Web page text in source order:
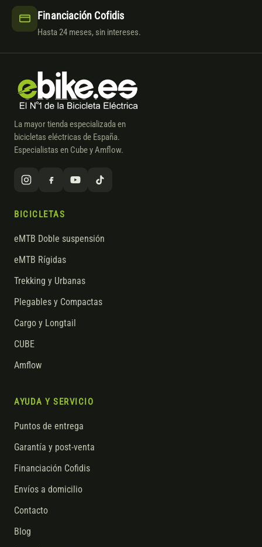
Financiación Cofidis
Hasta 24 meses, sin intereses.
La mayor tienda especializada en
bicicletas eléctricas de España.
Especialistas en Cube y Amflow.
BICICLETAS
eMTB Doble suspensión
eMTB Rígidas
Trekking y Urbanas
Plegables y Compactas
Cargo y Longtail
CUBE
Amflow
AYUDA Y SERVICIO
Puntos de entrega
Garantía y post-venta
Financiación Cofidis
Envíos a domicilio
Contacto
Blog